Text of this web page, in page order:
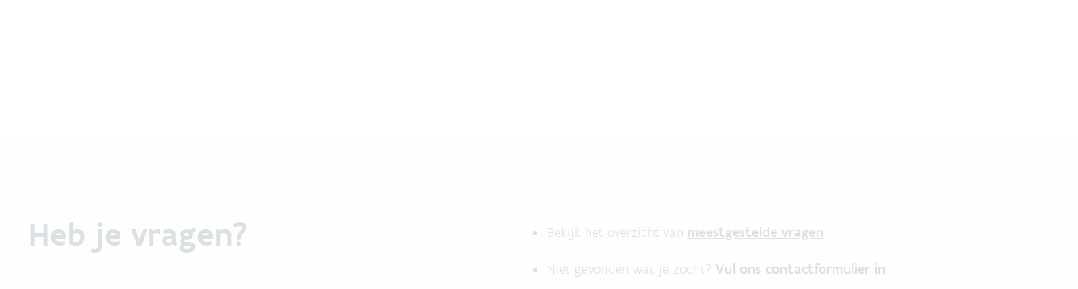
Heb je vragen? Bekijk het overzicht van meestgestelde vragen.
Niet gevonden wat je zocht? Vul ons contactformulier in.